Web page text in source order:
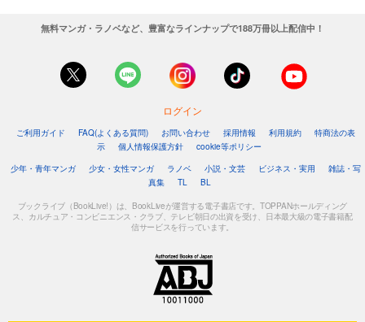
無料マンガ・ラノベなど、豊富なラインナップで188万冊以上配信中！
ログイン
ご利用ガイド FAQ(よくある質問) お問い合わせ 採用情報 利用規約
特商法の表
示
個人情報保護方針
cookie等ポリシー
少年・青年マンガ
少女・女性マンガ ラノベ 小説・文芸 ビジネス・実用
雑誌・写
真集
TL BL
ブックライブ（BookLive!）は、BookLiveが運営する電子書店です。TOPPANホールディング
ス、カルチュア・コンビニエンス・クラブ、テレビ朝日の出資を受け、日本最大級の電子書籍配
信サービスを行っています。